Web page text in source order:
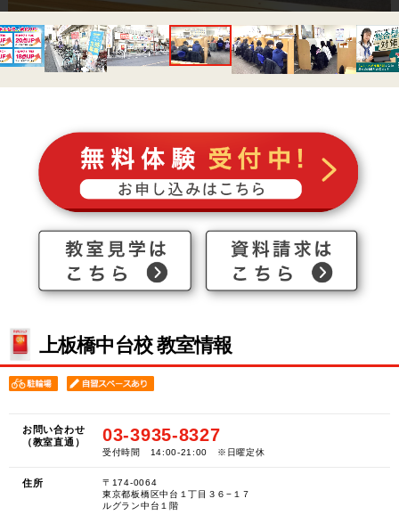
上板橋中台校 教室情報
お問い合わせ
（教室直通）
03-3935-8327
受付時間 14:00-21:00 ※日曜定休
住所
〒174-0064
東京都板橋区中台１丁目３６−１７
ルグラン中台１階